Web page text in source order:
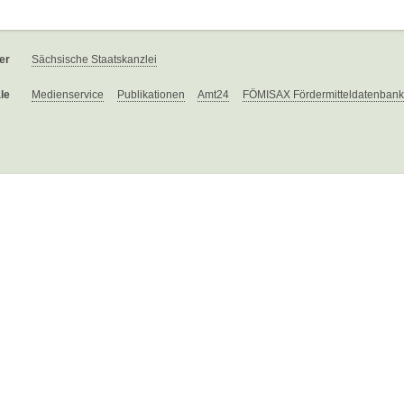
Sächsische Staatskanzlei
Medienservice Publikationen Amt24 FÖMISAX Fördermitteldatenbank